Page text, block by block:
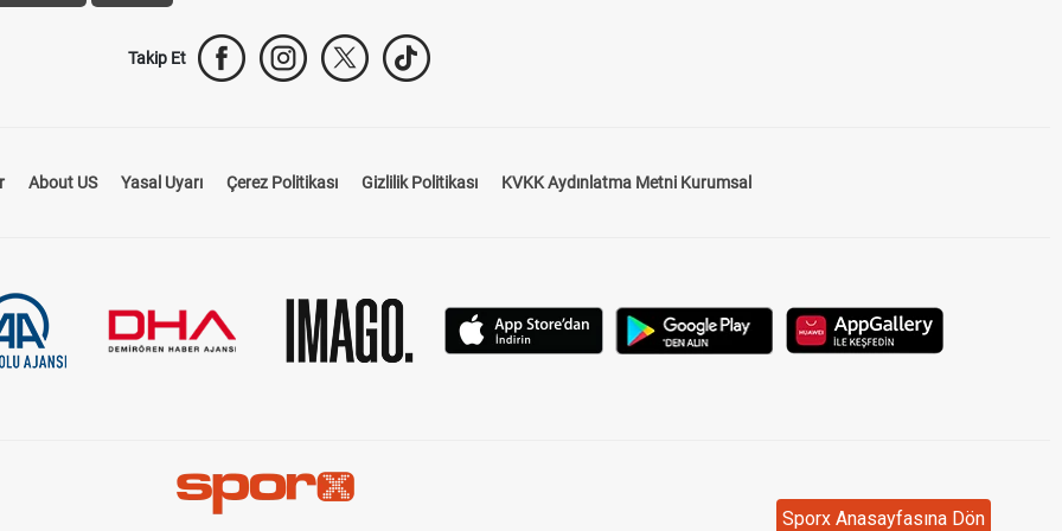
Sporx Anasayfasına Dön
Takip Et
About US Yasal Uyarı Çerez Politikası Gizlilik Politikası KVKK Aydınlatma Metni Kurumsal